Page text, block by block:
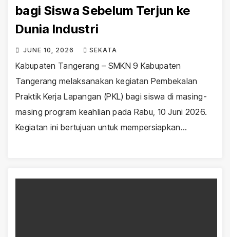
bagi Siswa Sebelum Terjun ke
Dunia Industri
JUNE 10, 2026 SEKATA
Kabupaten Tangerang – SMKN 9 Kabupaten
Tangerang melaksanakan kegiatan Pembekalan
Praktik Kerja Lapangan (PKL) bagi siswa di masing-
masing program keahlian pada Rabu, 10 Juni 2026.
Kegiatan ini bertujuan untuk mempersiapkan…